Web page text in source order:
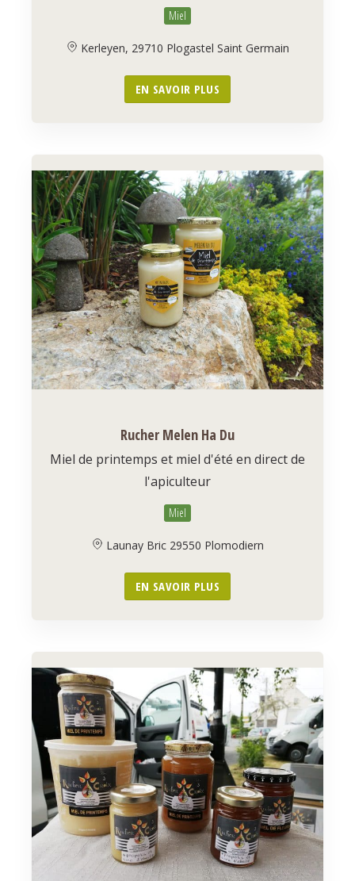
Miel
Kerleyen, 29710 Plogastel Saint Germain
EN SAVOIR PLUS
Rucher Melen Ha Du
Miel de printemps et miel d'été en direct de
l'apiculteur
Miel
Launay Bric 29550 Plomodiern
EN SAVOIR PLUS